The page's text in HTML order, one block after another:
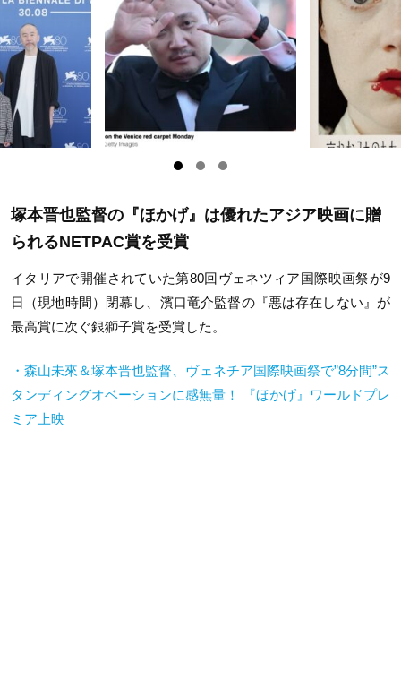
塚本晋也監督の『ほかげ』は優れたアジア映画に贈
られるNETPAC賞を受賞
イタリアで開催されていた第80回ヴェネツィア国際映画祭が9
日（現地時間）閉幕し、濱口竜介監督の『悪は存在しない』が
最高賞に次ぐ銀獅子賞を受賞した。
・森山未來＆塚本晋也監督、ヴェネチア国際映画祭で”8分間”ス
タンディングオベーションに感無量！
『ほかげ』ワールドプレ
ミア上映